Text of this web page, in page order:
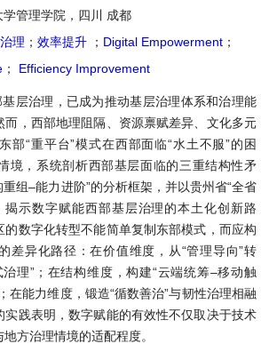
学管理学院，四川 成都
理 ； 效率提升 ； Digital Empowerment ；
； Efficiency Improvement
层治理，已成为推动基层治理体系和治理能
而，西部地理阻隔、资源禀赋差异、文化多元
部“重平台”模式在西部面临“水土不服”的困
境，系统剖析西部基层面临的三重结构性矛
组–能力进阶”的分析框架，并以贵州省“全省
揭示数字赋能西部基层治理的本土化创新路
数字化转型不能简单复制东部模式，而应构
差异化路径：在价值维度，从“管理导向”转
理”；在结构维度，构建“云端统筹–移动触
在能力维度，锻造“循数善治”与韧性治理相融
实践表明，数字赋能的有效性不仅取决于技术
方治理情境的适配程度。